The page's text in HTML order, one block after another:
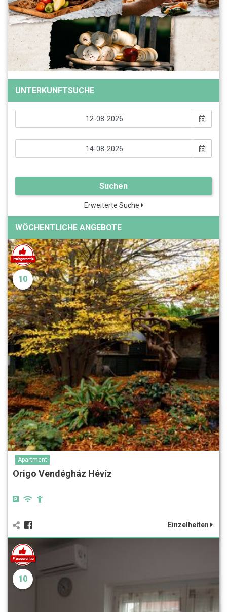
UNTERKUNFTSUCHE
Suchen
Erweiterte Suche
WÖCHENTLICHE ANGEBOTE
10
Apartment
Origo Vendégház Hévíz
Einzelheiten
10